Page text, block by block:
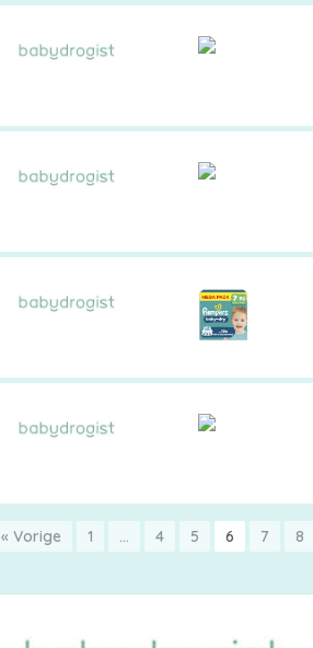
« Vorige 1 … 4 5 6 7 8